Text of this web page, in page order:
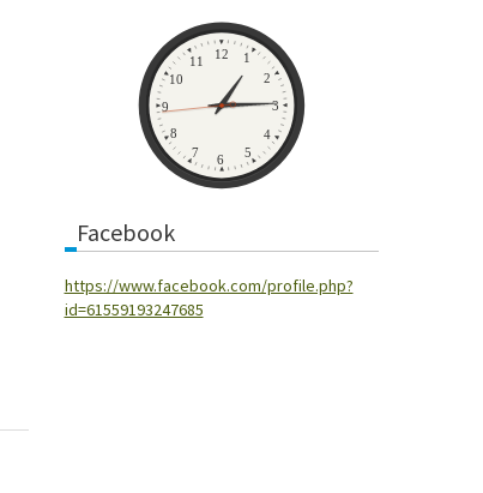
1
2
3
4
5
6
7
8
9
10
11
12
Facebook
https://www.facebook.com/profile.php?
id=61559193247685